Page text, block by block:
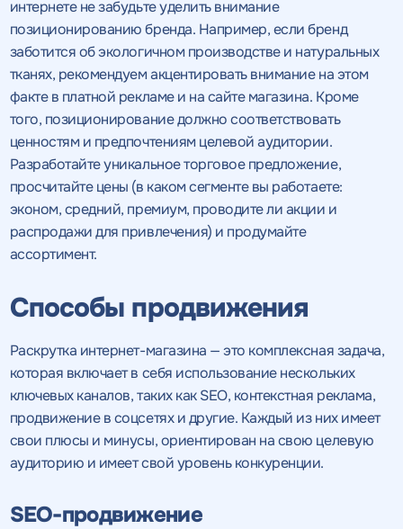
интернете не забудьте уделить внимание
позиционированию бренда. Например, если бренд
заботится об экологичном производстве и натуральных
тканях, рекомендуем акцентировать внимание на этом
факте в платной рекламе и на сайте магазина. Кроме
того, позиционирование должно соответствовать
ценностям и предпочтениям целевой аудитории.
Разработайте уникальное торговое предложение,
просчитайте цены (в каком сегменте вы работаете:
эконом, средний, премиум, проводите ли акции и
распродажи для привлечения) и продумайте
ассортимент.
Способы продвижения
Раскрутка интернет-магазина — это комплексная задача,
которая включает в себя использование нескольких
ключевых каналов, таких как SEO, контекстная реклама,
продвижение в соцсетях и другие. Каждый из них имеет
свои плюсы и минусы, ориентирован на свою целевую
аудиторию и имеет свой уровень конкуренции.
SEO-продвижение